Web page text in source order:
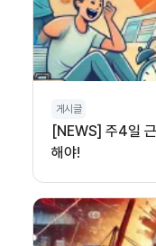
게시글
[NEWS] 주4일
해야!